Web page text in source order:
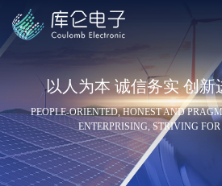
以人为本 诚信务实 创新
PEOPLE-ORIENTED, HONEST AND
ENTERPRISING, STRIVING